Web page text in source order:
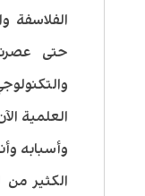
الفلاسفة
حتى
العلمية
وأسبابه
الكثير من